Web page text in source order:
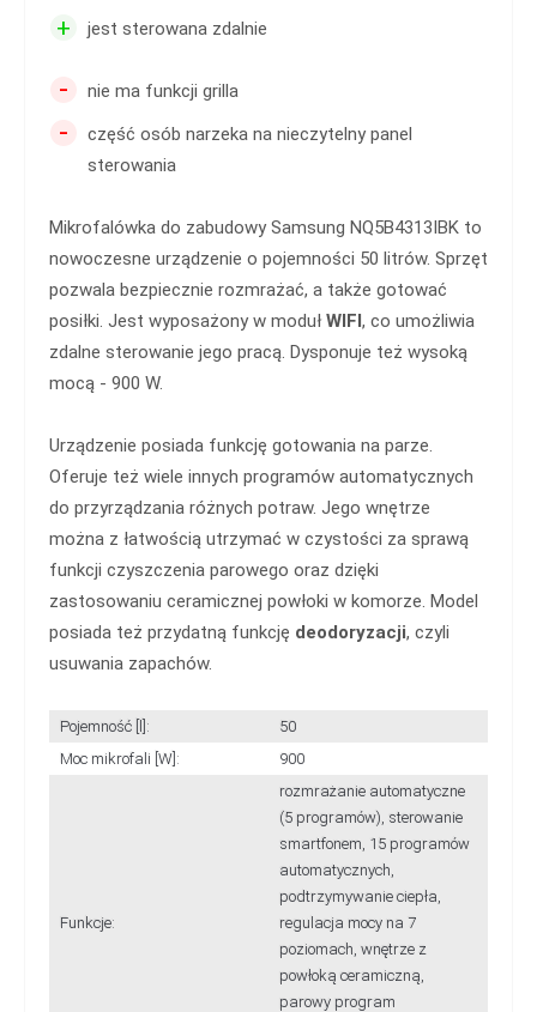
+ jest sterowana zdalnie
- nie ma funkcji grilla
-
część osób narzeka na nieczytelny panel
sterowania
Mikrofalówka do zabudowy Samsung NQ5B4313IBK to
nowoczesne urządzenie o pojemności 50 litrów. Sprzęt
pozwala bezpiecznie rozmrażać, a także gotować
posiłki. Jest wyposażony w modułWIFI, co umożliwia
zdalne sterowanie jego pracą. Dysponuje też wysoką
mocą - 900 W.
Urządzenie posiada funkcję gotowania na parze.
Oferuje też wiele innych programów automatycznych
do przyrządzania różnych potraw. Jego wnętrze
można z łatwością utrzymać w czystości za sprawą
funkcji czyszczenia parowego oraz dzięki
zastosowaniu ceramicznej powłoki w komorze. Model
posiada też przydatną funkcję deodoryzacji, czyli
usuwania zapachów.
Pojemność [l]:
50
Moc mikrofali [W]:
900
Funkcje:
rozmrażanie automatyczne
(5 programów), sterowanie
smartfonem, 15 programów
automatycznych,
podtrzymywanie ciepła,
regulacja mocy na 7
poziomach, wnętrze z
powłoką ceramiczną,
parowy program